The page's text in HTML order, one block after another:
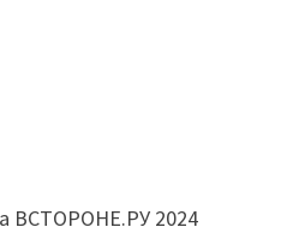
ВСТОРОНЕ.РУ 2024